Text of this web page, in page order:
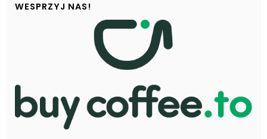
WESPRZYJ NAS!